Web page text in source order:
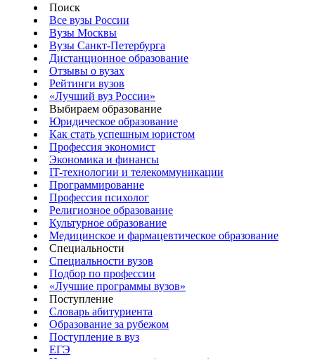
Поиск
Все вузы России
Вузы Москвы
Вузы Санкт-Петербурга
Дистанционное образование
Отзывы о вузах
Рейтинги вузов
«Лучший вуз России»
Выбираем образование
Юридическое образование
Как стать успешным юристом
Профессия экономист
Экономика и финансы
IT-технологии и телекоммуникации
Программирование
Профессия психолог
Религиозное образование
Культурное образование
Медицинское и фармацевтическое образование
Специальности
Специальности вузов
Подбор по профессии
«Лучшие программы вузов»
Поступление
Словарь абитуриента
Образование за рубежом
Поступление в вуз
ЕГЭ